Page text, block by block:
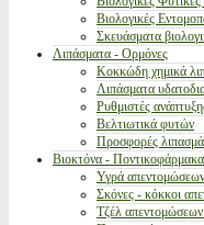
Βιολογικές
Σκευάσματα
Λιπάσματα - Ορμόνες
Κοκκώδη χημικά
Λιπάσματα
Ρυθμιστές
Βελτιωτικά φυτών
Προσφορές
Βιοκτόνα -
Υγρά
Σκόνες - κόκκοι
Τζέλ